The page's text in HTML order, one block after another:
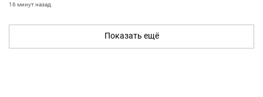
16 минут назад
Показать ещё